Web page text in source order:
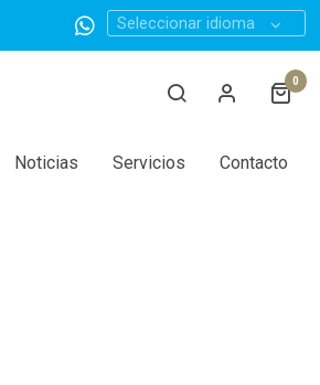
Seleccionar idioma
0
Noticias Servicios Contacto